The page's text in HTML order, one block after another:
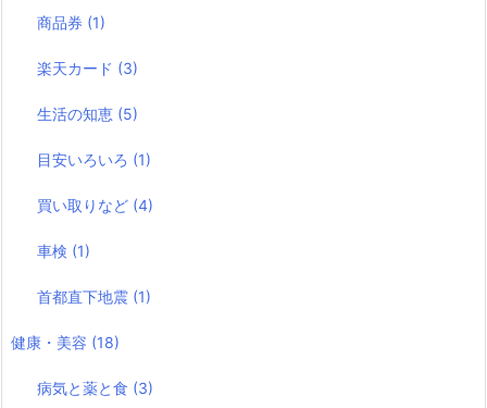
商品券 (1)
楽天カード (3)
生活の知恵 (5)
目安いろいろ (1)
買い取りなど (4)
車検 (1)
首都直下地震 (1)
健康・美容 (18)
病気と薬と食 (3)